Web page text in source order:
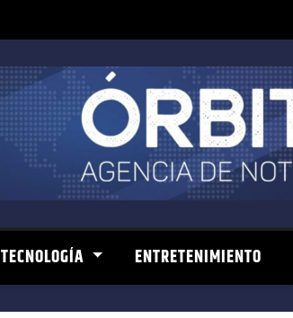
TECNOLOGÍA ENTRETENIMIENTO